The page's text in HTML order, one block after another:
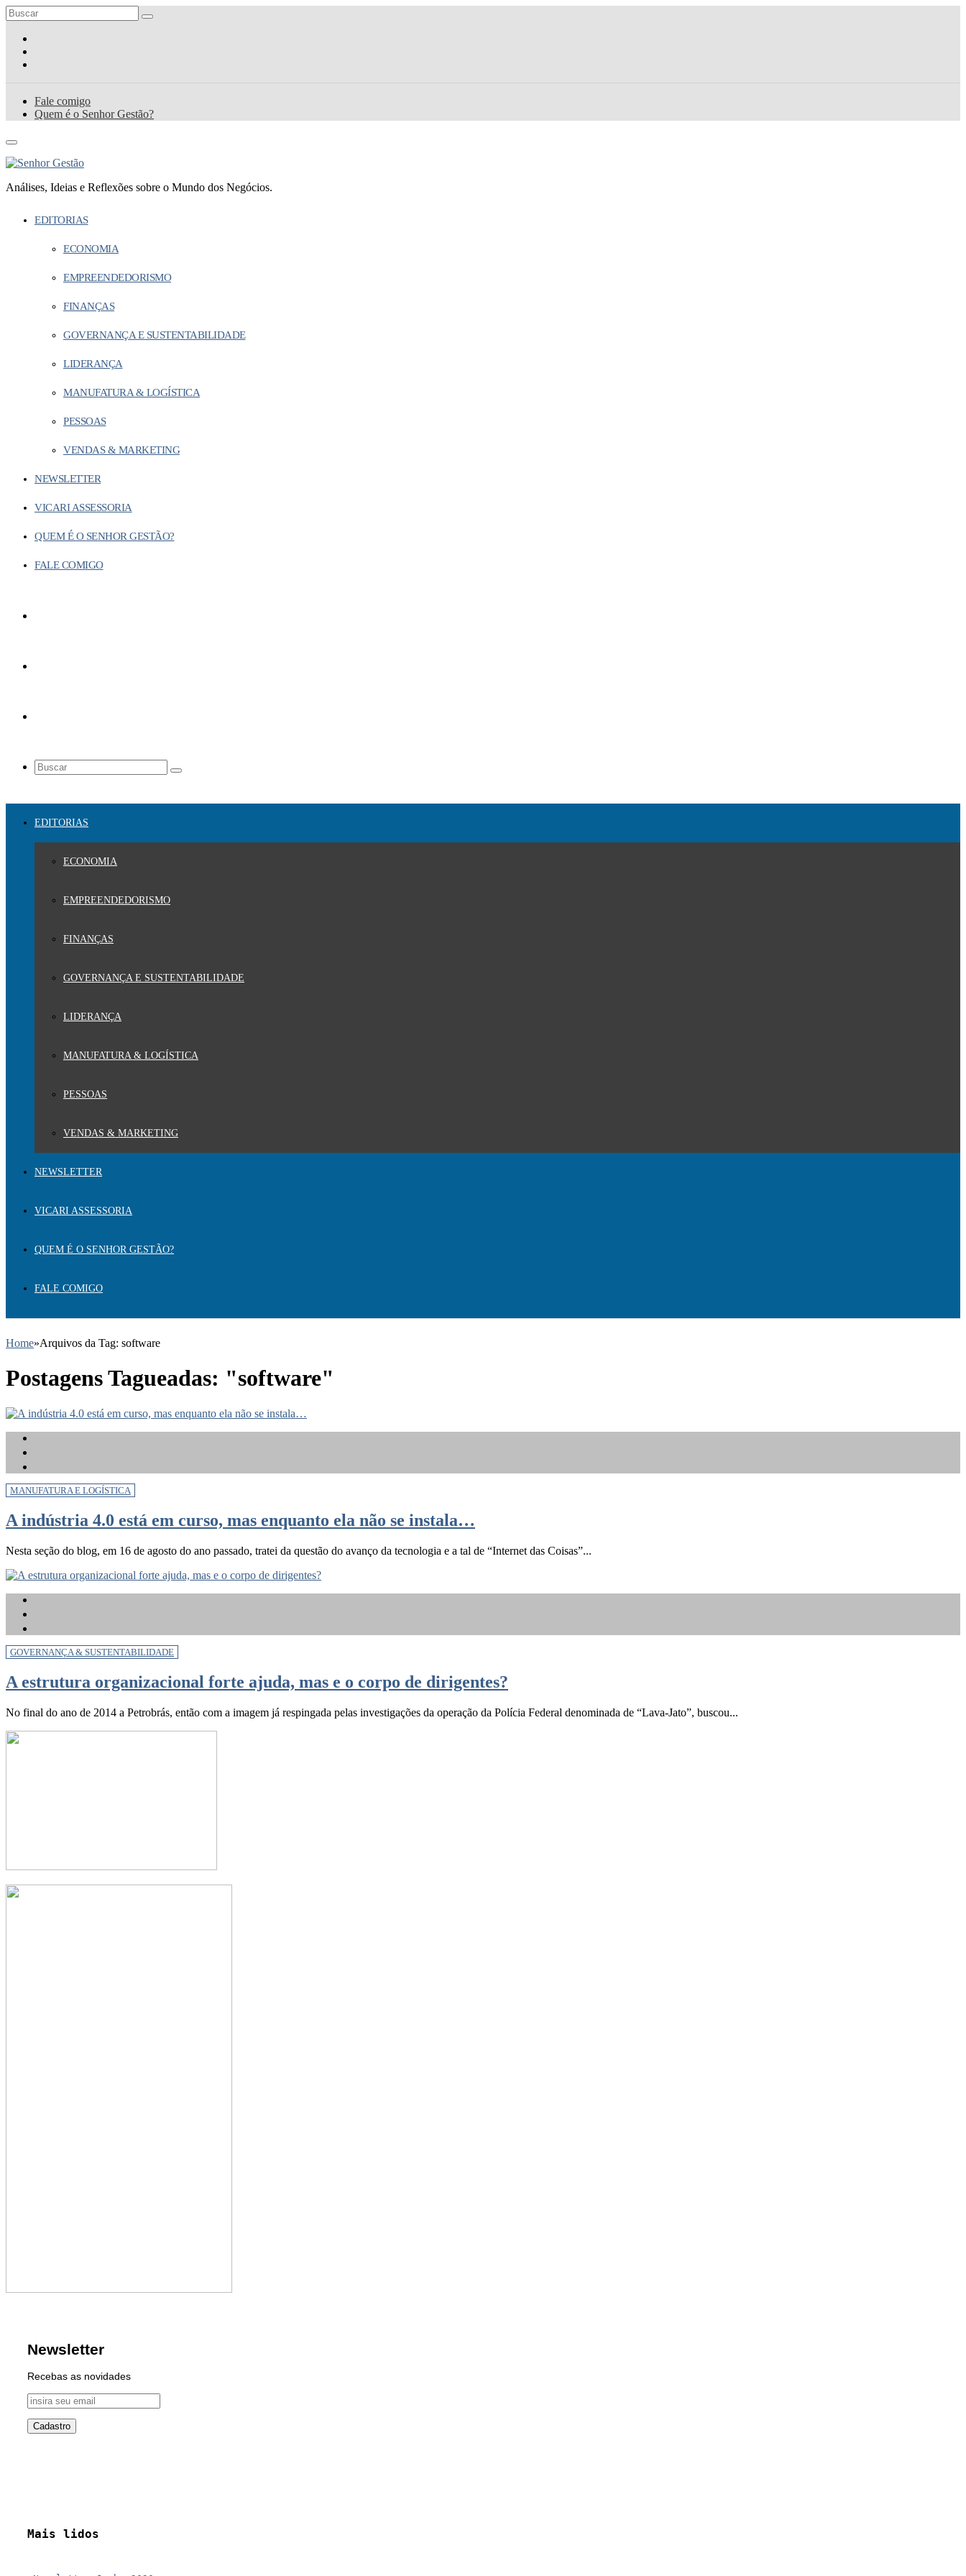
Fale comigo
Quem é o Senhor Gestão?
Análises, Ideias e Reflexões sobre o Mundo dos Negócios.
EDITORIAS
ECONOMIA
EMPREENDEDORISMO
FINANÇAS
GOVERNANÇA E SUSTENTABILIDADE
LIDERANÇA
MANUFATURA & LOGÍSTICA
PESSOAS
VENDAS & MARKETING
NEWSLETTER
VICARI ASSESSORIA
QUEM É O SENHOR GESTÃO?
FALE COMIGO
EDITORIAS
ECONOMIA
EMPREENDEDORISMO
FINANÇAS
GOVERNANÇA E SUSTENTABILIDADE
LIDERANÇA
MANUFATURA & LOGÍSTICA
PESSOAS
VENDAS & MARKETING
NEWSLETTER
VICARI ASSESSORIA
QUEM É O SENHOR GESTÃO?
FALE COMIGO
Home»Arquivos da Tag: software
Postagens Tagueadas: "software"
MANUFATURA E LOGÍSTICA
A indústria 4.0 está em curso, mas enquanto ela não se instala…
Nesta seção do blog, em 16 de agosto do ano passado, tratei da questão do avanço da tecnologia e a tal de “Internet das Coisas”...
GOVERNANÇA & SUSTENTABILIDADE
A estrutura organizacional forte ajuda, mas e o corpo de dirigentes?
No final do ano de 2014 a Petrobrás, então com a imagem já respingada pelas investigações da operação da Polícia Federal denominada de “Lava-Jato”, buscou...
Newsletter
Recebas as novidades
Mais lidos